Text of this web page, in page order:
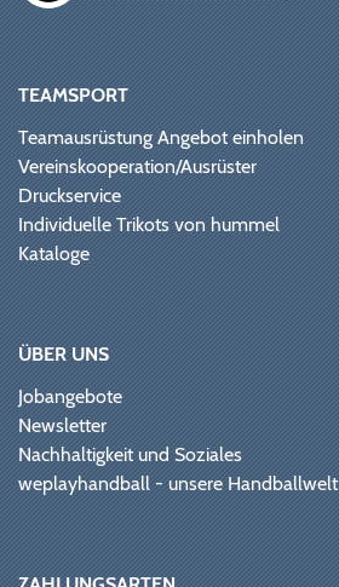
TEAMSPORT
Teamausrüstung Angebot einholen
Vereinskooperation/Ausrüster
Druckservice
Individuelle Trikots von hummel
Kataloge
ÜBER UNS
Jobangebote
Newsletter
Nachhaltigkeit und Soziales
weplayhandball - unsere Handballwelt